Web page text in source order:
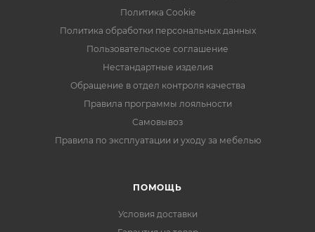
Политика Cookie
Политика обработки персональных данных
Пользовательское соглашение
Нестандартные изделия
Обращение в отдел контроля качества
Правила программы лояльности
Самовывоз
Правила по эксплуатации и уходу за мебелью
ПОМОЩЬ
Условия доставки